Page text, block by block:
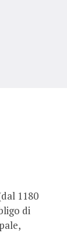
1180
di